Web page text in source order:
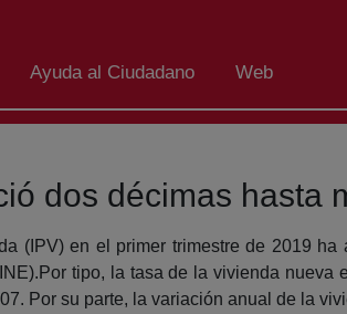
Ayuda al Ciudadano Web
dos décimas hasta
(IPV) en el primer trimestre de 2019
tipo, la tasa de la vivienda
Por su parte, la variación anual de la